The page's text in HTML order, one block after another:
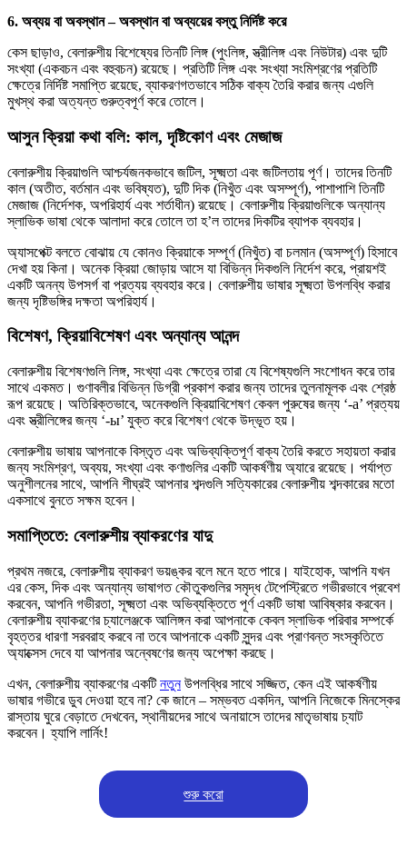
6. অব্যয় বা অবস্থান – অবস্থান বা অব্যয়ের বস্তু নির্দিষ্ট করে
কেস ছাড়াও, বেলারুশীয় বিশেষ্যের তিনটি লিঙ্গ (পুংলিঙ্গ, স্ত্রীলিঙ্গ এবং নিউটার) এবং দুটি
সংখ্যা (একবচন এবং বহুবচন) রয়েছে। প্রতিটি লিঙ্গ এবং সংখ্যা সংমিশ্রণের প্রতিটি
ক্ষেত্রে নির্দিষ্ট সমাপ্তি রয়েছে, ব্যাকরণগতভাবে সঠিক বাক্য তৈরি করার জন্য এগুলি
মুখস্থ করা অত্যন্ত গুরুত্বপূর্ণ করে তোলে।
আসুন ক্রিয়া কথা বলি: কাল, দৃষ্টিকোণ এবং মেজাজ
বেলারুশীয় ক্রিয়াগুলি আশ্চর্যজনকভাবে জটিল, সূক্ষ্মতা এবং জটিলতায় পূর্ণ। তাদের তিনটি
কাল (অতীত, বর্তমান এবং ভবিষ্যত), দুটি দিক (নিখুঁত এবং অসম্পূর্ণ), পাশাপাশি তিনটি
মেজাজ (নির্দেশক, অপরিহার্য এবং শর্তাধীন) রয়েছে। বেলারুশীয় ক্রিয়াগুলিকে অন্যান্য
স্লাভিক ভাষা থেকে আলাদা করে তোলে তা হ’ল তাদের দিকটির ব্যাপক ব্যবহার।
অ্যাসপেক্ট বলতে বোঝায় যে কোনও ক্রিয়াকে সম্পূর্ণ (নিখুঁত) বা চলমান (অসম্পূর্ণ) হিসাবে
দেখা হয় কিনা। অনেক ক্রিয়া জোড়ায় আসে যা বিভিন্ন দিকগুলি নির্দেশ করে, প্রায়শই
একটি অনন্য উপসর্গ বা প্রত্যয় ব্যবহার করে। বেলারুশীয় ভাষার সূক্ষ্মতা উপলব্ধি করার
জন্য দৃষ্টিভঙ্গির দক্ষতা অপরিহার্য।
বিশেষণ, ক্রিয়াবিশেষণ এবং অন্যান্য আনন্দ
বেলারুশীয় বিশেষণগুলি লিঙ্গ, সংখ্যা এবং ক্ষেত্রে তারা যে বিশেষ্যগুলি সংশোধন করে তার
সাথে একমত। গুণাবলীর বিভিন্ন ডিগ্রী প্রকাশ করার জন্য তাদের তুলনামূলক এবং শ্রেষ্ঠ
রূপ রয়েছে। অতিরিক্তভাবে, অনেকগুলি ক্রিয়াবিশেষণ কেবল পুরুষের জন্য ‘-а’ প্রত্যয়
এবং স্ত্রীলিঙ্গের জন্য ‘-ы’ যুক্ত করে বিশেষণ থেকে উদ্ভূত হয়।
বেলারুশীয় ভাষায় আপনাকে বিস্তৃত এবং অভিব্যক্তিপূর্ণ বাক্য তৈরি করতে সহায়তা করার
জন্য সংমিশ্রণ, অব্যয়, সংখ্যা এবং কণাগুলির একটি আকর্ষণীয় অ্যারে রয়েছে। পর্যাপ্ত
অনুশীলনের সাথে, আপনি শীঘ্রই আপনার শব্দগুলি সত্যিকারের বেলারুশীয় শব্দকারের মতো
একসাথে বুনতে সক্ষম হবেন।
সমাপ্তিতে: বেলারুশীয় ব্যাকরণের যাদু
প্রথম নজরে, বেলারুশীয় ব্যাকরণ ভয়ঙ্কর বলে মনে হতে পারে। যাইহোক, আপনি যখন
এর কেস, দিক এবং অন্যান্য ভাষাগত কৌতুকগুলির সমৃদ্ধ টেপেস্ট্রিতে গভীরভাবে প্রবেশ
করবেন, আপনি গভীরতা, সূক্ষ্মতা এবং অভিব্যক্তিতে পূর্ণ একটি ভাষা আবিষ্কার করবেন।
বেলারুশীয় ব্যাকরণের চ্যালেঞ্জকে আলিঙ্গন করা আপনাকে কেবল স্লাভিক পরিবার সম্পর্কে
বৃহত্তর ধারণা সরবরাহ করবে না তবে আপনাকে একটি সুন্দর এবং প্রাণবন্ত সংস্কৃতিতে
অ্যাক্সেস দেবে যা আপনার অন্বেষণের জন্য অপেক্ষা করছে।
এখন, বেলারুশীয় ব্যাকরণের একটিনতুনউপলব্ধির সাথে সজ্জিত, কেন এই আকর্ষণীয়
ভাষার গভীরে ডুব দেওয়া হবে না? কে জানে – সম্ভবত একদিন, আপনি নিজেকে মিনস্কের
রাস্তায় ঘুরে বেড়াতে দেখবেন, স্থানীয়দের সাথে অনায়াসে তাদের মাতৃভাষায় চ্যাট
করবেন। হ্যাপি লার্নিং!
শুরু করো